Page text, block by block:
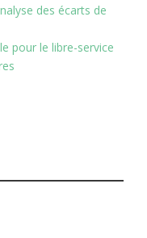
des écarts de
pour le libre-service